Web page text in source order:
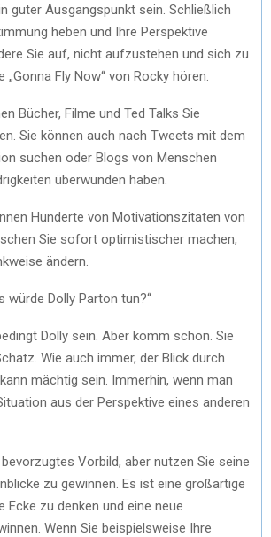
guter Ausgangspunkt sein. Schließlich
heben und Ihre Perspektive
Sie auf, nicht aufzustehen und sich zu
„Gonna Fly Now“ von Rocky hören.
Bücher, Filme und Ted Talks Sie
Sie können auch nach Tweets mit dem
suchen oder Blogs von Menschen
überwunden haben.
Hunderte von Motivationszitaten von
Sie sofort optimistischer machen,
ändern.
würde Dolly Parton tun?“
Dolly sein. Aber komm schon. Sie
Wie auch immer, der Blick durch
mächtig sein. Immerhin, wenn man
aus der Perspektive eines anderen
Vorbild, aber nutzen Sie seine
zu gewinnen. Es ist eine großartige
Ecke zu denken und eine neue
Wenn Sie beispielsweise Ihre